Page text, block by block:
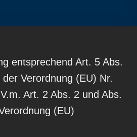
entsprechend Art. 5 Abs.
Verordnung (EU) Nr.
Art. 2 Abs. 2 und Abs.
(EU)